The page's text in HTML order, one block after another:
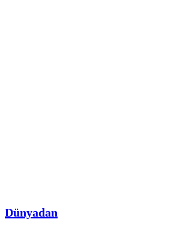
Dünyadan